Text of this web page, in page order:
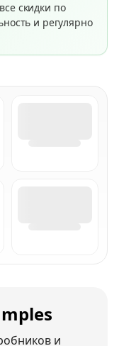
скидки по
и регулярно
и